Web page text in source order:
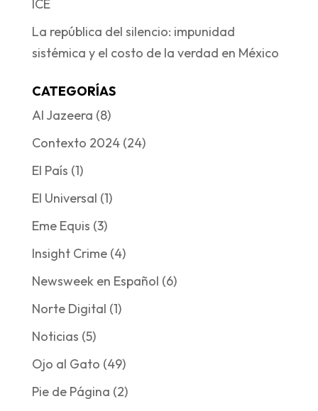
ICE
La república del silencio: impunidad
sistémica y el costo de la verdad en México
CATEGORÍAS
Al Jazeera (8)
Contexto 2024(24)
El País (1)
El Universal (1)
Eme Equis (3)
Insight Crime(4)
Newsweek en Español (6)
Norte Digital (1)
Noticias (5)
Ojo al Gato (49)
Pie de Página (2)